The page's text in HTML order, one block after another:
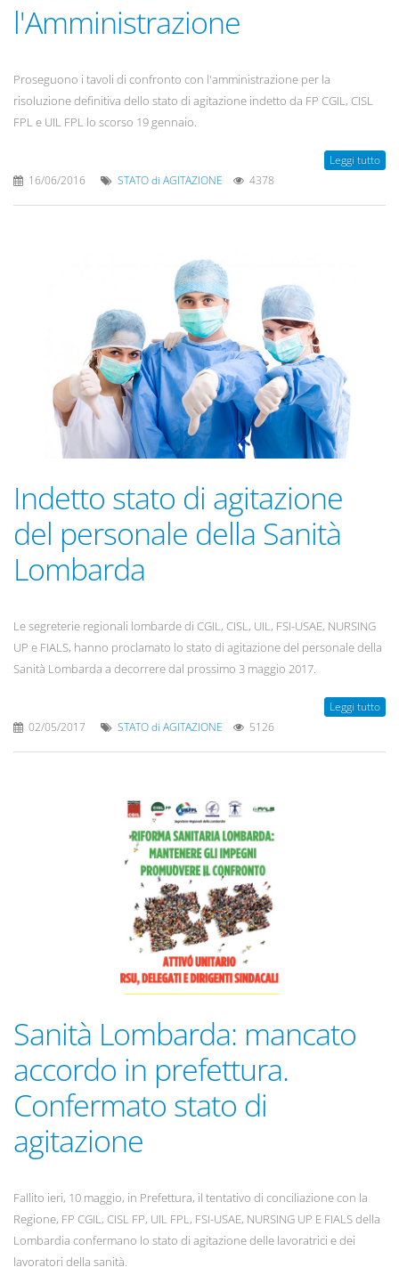
l'Amministrazione
Proseguono i tavoli di confronto con l'amministrazione per la
risoluzione definitiva dello stato di agitazione indetto da FP CGIL, CISL
FPL e UIL FPL lo scorso 19 gennaio.
Leggi tutto
16/06/2016 STATO di AGITAZIONE 4378
Indetto stato di agitazione
del personale della Sanità
Lombarda
Le segreterie regionali lombarde di CGIL, CISL, UIL, FSI-USAE, NURSING
UP e FIALS, hanno proclamato lo stato di agitazione del personale della
Sanità Lombarda a decorrere dal prossimo 3 maggio 2017.
Leggi tutto
02/05/2017 STATO di AGITAZIONE 5126
Sanità Lombarda: mancato
accordo in prefettura.
Confermato stato di
agitazione
Fallito ieri, 10 maggio, in Prefettura, il tentativo di conciliazione con la
Regione, FP CGIL, CISL FP, UIL FPL, FSI-USAE, NURSING UP E FIALS della
Lombardia confermano lo stato di agitazione delle lavoratrici e dei
lavoratori della sanità.